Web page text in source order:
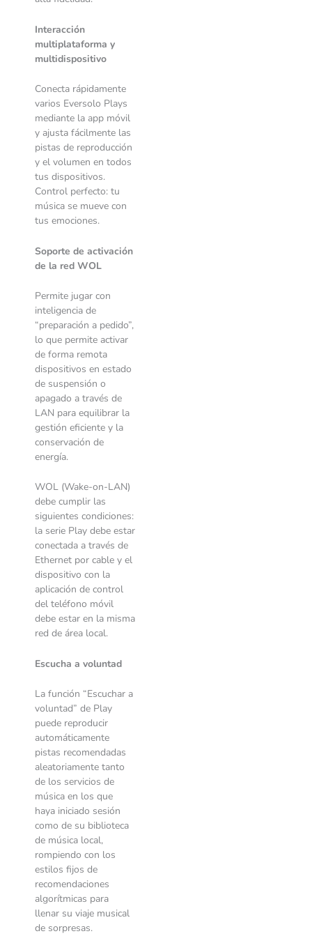
Interacción
multiplataforma y
multidispositivo
Conecta rápidamente
varios Eversolo Plays
mediante la app móvil
y ajusta fácilmente las
pistas de reproducción
y el volumen en todos
tus dispositivos.
Control perfecto: tu
música se mueve con
tus emociones.
Soporte de activación
de la red WOL
Permite jugar con
inteligencia de
“preparación a pedido”,
lo que permite activar
de forma remota
dispositivos en estado
de suspensión o
apagado a través de
LAN para equilibrar la
gestión eficiente y la
conservación de
energía.
WOL (Wake-on-LAN)
debe cumplir las
siguientes condiciones:
la serie Play debe estar
conectada a través de
Ethernet por cable y el
dispositivo con la
aplicación de control
del teléfono móvil
debe estar en la misma
red de área local.
Escucha a voluntad
La función “Escuchar a
voluntad” de Play
puede reproducir
automáticamente
pistas recomendadas
aleatoriamente tanto
de los servicios de
música en los que
haya iniciado sesión
como de su biblioteca
de música local,
rompiendo con los
estilos fijos de
recomendaciones
algorítmicas para
llenar su viaje musical
de sorpresas.